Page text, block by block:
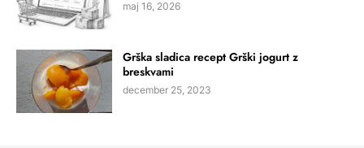
maj 16, 2026
Grška sladica recept Grški jogurt z
breskvami
december 25, 2023